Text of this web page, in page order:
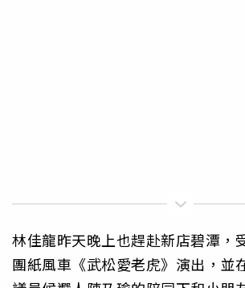
林佳龍昨天晚上也趕赴新店碧潭，
團紙風車《武松愛老虎》演出，並